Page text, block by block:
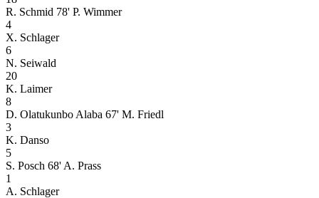
R. Schmid 78' P. Wimmer
4
X. Schlager
6
N. Seiwald
20
K. Laimer
8
D. Olatukunbo Alaba 67' M. Friedl
3
K. Danso
5
S. Posch 68' A. Prass
1
A. Schlager